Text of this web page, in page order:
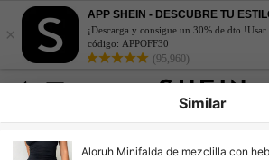
×
APP SHEIN - DESCUBRE TU
¡Descarga y consigue un 30% de dto.!Usar
código: APPOFF30
(95,960)
Similar
Aloruh Minifalda de mezclilla con